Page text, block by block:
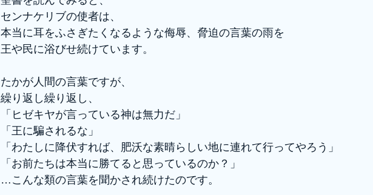
センナケリブの使者は、
本当に耳をふさぎたくなるような侮辱、脅迫の言葉の雨を
王や民に浴びせ続けています。
たかが人間の言葉ですが、
繰り返し繰り返し、
「ヒゼキヤが言っている神は無力だ」
「王に騙されるな」
「わたしに降伏すれば、肥沃な素晴らしい地に連れて行ってやろう」
「お前たちは本当に勝てると思っているのか？」
…こんな類の言葉を聞かされ続けたのです。